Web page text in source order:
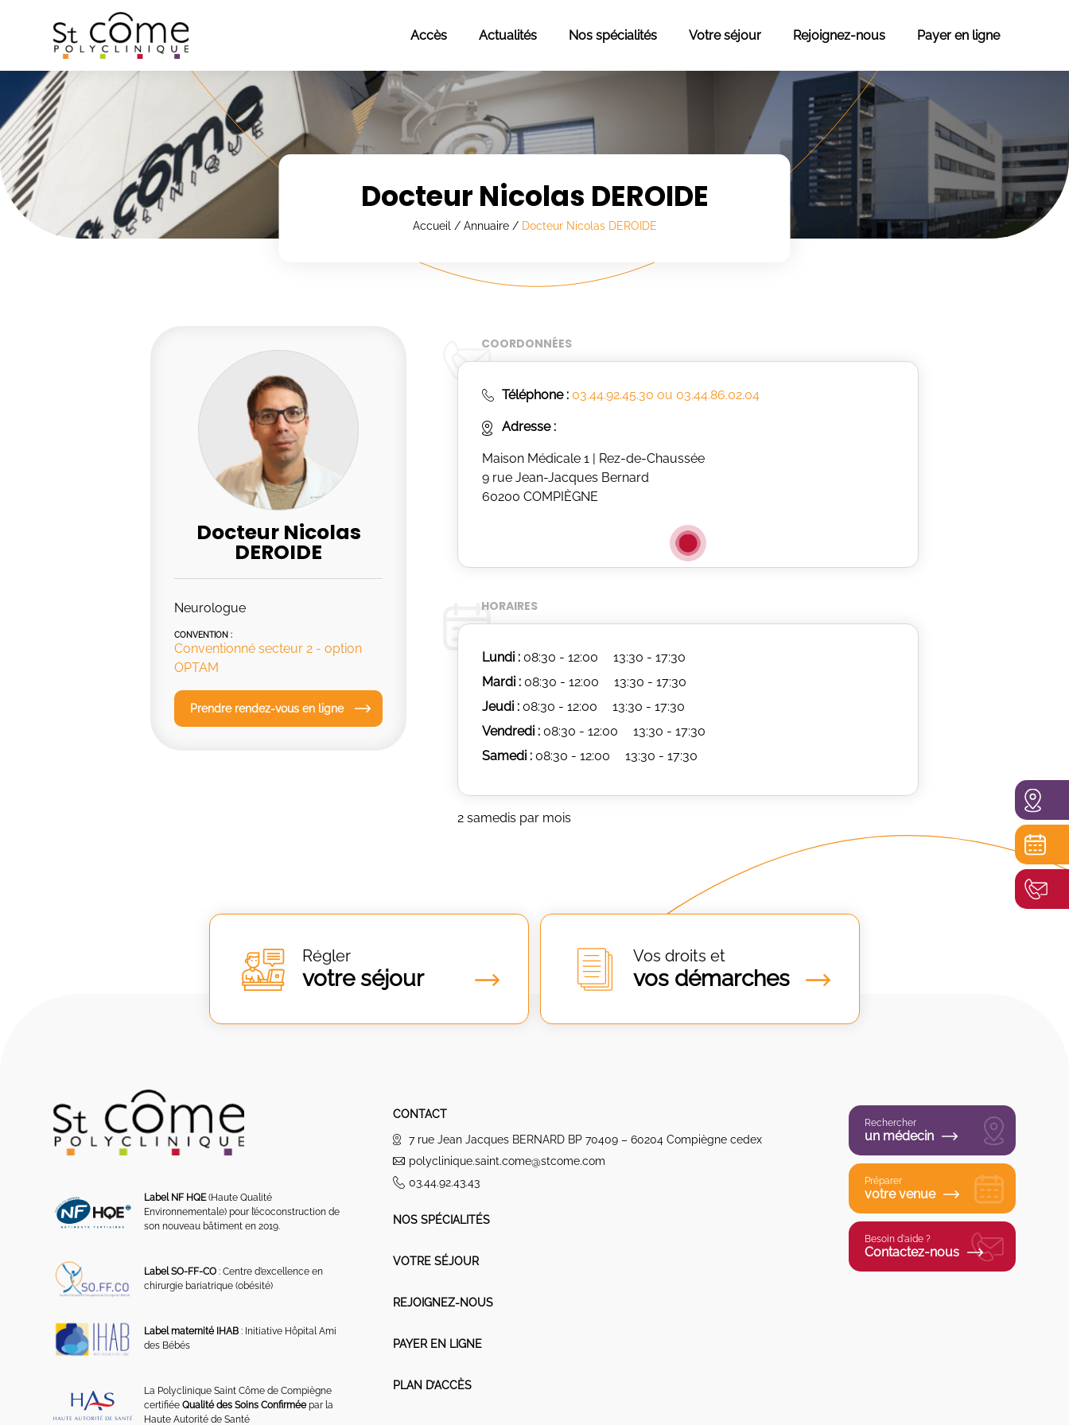
Accès Actualités Nos spécialités Votre séjour Rejoignez-nous Payer en ligne
Docteur Nicolas DEROIDE
Accueil / Annuaire/ Docteur Nicolas DEROIDE
Docteur Nicolas
DEROIDE
Neurologue
CONVENTION :
Conventionné secteur 2 - option
OPTAM
Prendre rendez-vous en ligne
COORDONNÉES
Téléphone : 03.44.92.45.30 ou 03.44.86.02.04
Adresse :
Maison Médicale 1 | Rez-de-Chaussée
9 rue Jean-Jacques Bernard
60200 COMPIÈGNE
HORAIRES
Lundi : 08:30 - 12:00
13:30 - 17:30
Mardi : 08:30 - 12:00
13:30 - 17:30
Jeudi : 08:30 - 12:00
13:30 - 17:30
Vendredi : 08:30 - 12:00
13:30 - 17:30
Samedi : 08:30 - 12:00 13:30 - 17:30
2 samedis par mois
Régler
votre séjour
Vos droits et
vos démarches
Label NF HQE(Haute Qualité
Environnementale) pour l’écoconstruction de
son nouveau bâtiment en 2019.
Label SO-FF-CO : Centre d’excellence en
chirurgie bariatrique (obésité)
Label maternité IHAB : Initiative Hôpital Ami
des Bébés
La Polyclinique Saint Côme de Compiègne
certifiéeQualité des Soins Confirméepar la
Haute Autorité de Santé
CONTACT
7 rue Jean Jacques BERNARD BP 70409 – 60204 Compiègne cedex
polyclinique.saint.come@stcome.com
03.44.92.43.43
NOS SPÉCIALITÉS
VOTRE SÉJOUR
REJOIGNEZ-NOUS
PAYER EN LIGNE
PLAN D’ACCÈS
Rechercher
un médecin
Préparer
votre venue
Besoin d'aide ?
Contactez-nous